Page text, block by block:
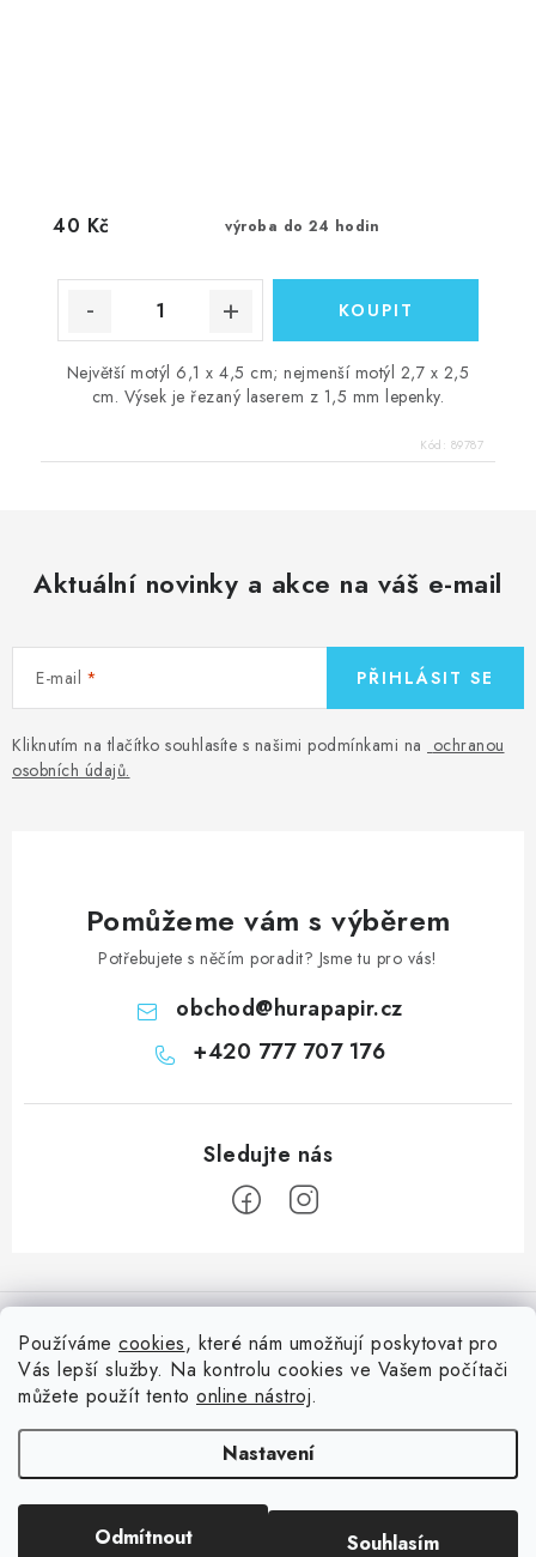
Používáme cookies, které nám umožňují poskytovat pro
Vás lepší služby. Na kontrolu cookies ve Vašem počítači
můžete použít tento online nástroj.
Nastavení
Odmítnout Souhlasím
výroba do 24 hodin
40 Kč
Největší motýl 6,1 x 4,5 cm; nejmenší motýl 2,7 x 2,5
cm. Výsek je řezaný laserem z 1,5 mm lepenky.
Kód: 89787
Aktuální novinky a akce na váš e-mail
E-mail
Kliknutím na tlačítko souhlasíte s našimi podmínkami na ochranou
osobních údajů.
PŘIHLÁSIT SE
Pomůžeme vám s výběrem
Potřebujete s něčím poradit? Jsme tu pro vás!
obchod@hurapapir.cz
+420 777 707 176
á
Doprava
Oblíbené ♥️
Hodnocení obchodu
Nepřehlédněte
Blog s nápady a návody
Slovník pojmů, české návody
. Všechna práva vyhrazena.Upravit nastavení